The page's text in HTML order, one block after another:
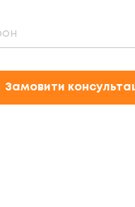
Замовити